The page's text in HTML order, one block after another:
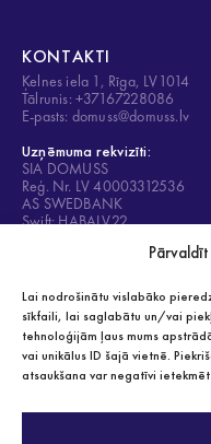
Lai nodrošinātu vislabāko
sīkfaili, lai saglabātu un/vai
tehnoloģijām ļaus mums
vai unikālus ID šajā vietnē.
atsaukšana var negatīvi
KONTAKTI
Ķelnes iela 1, Rīga, LV1014
Tālrunis: +37167228086
E-pasts: domuss@domuss.lv
Uzņēmuma rekvizīti:
SIA DOMUSS
Reģ. Nr. LV 40003312536
AS SWEDBANK
Swift: HABALV22
Privātuma politika
Visas tiesības aizsargātas 2021